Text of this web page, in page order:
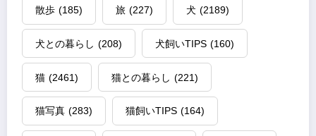
散歩 (185) 旅 (227) 犬 (2189)
犬との暮らし (208) 犬飼いTIPS (160)
猫 (2461) 猫との暮らし (221)
猫写真 (283) 猫飼いTIPS (164)